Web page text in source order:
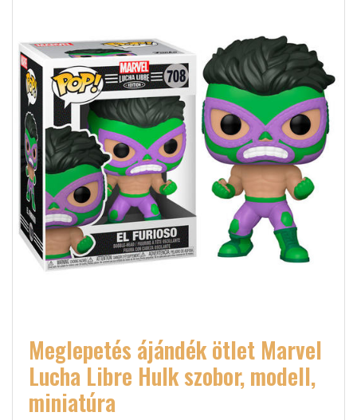
Meglepetés ájándék ötlet Marvel
Lucha Libre Hulk szobor, modell,
miniatúra